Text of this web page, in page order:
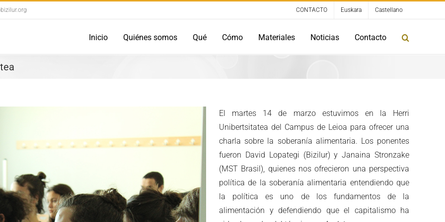
CONTACTO Euskara Castellano
Inicio Quiénes somos Qué Cómo Materiales Noticias Contacto
El martes 14 de marzo estuvimos en la Herri
Unibertsitatea del Campus de Leioa para ofrecer una
charla sobre la soberanía alimentaria. Los ponentes
fueron David Lopategi (Bizilur) y Janaina Stronzake
(MST Brasil), quienes nos ofrecieron una perspectiva
política de la soberanía alimentaria entendiendo que
la política es uno de los fundamentos de la
alimentación y defendiendo que el capitalismo ha